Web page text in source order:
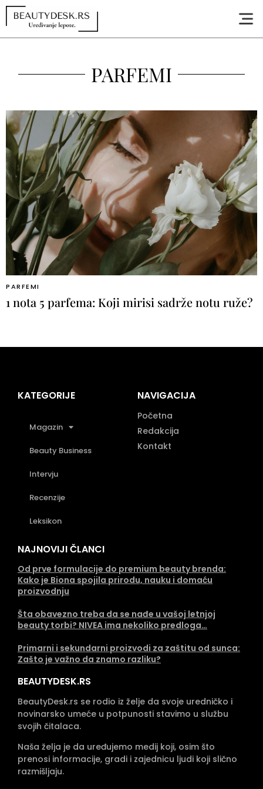
PARFEMI
PARFEMI
1 nota 5 parfema: Koji mirisi sadrže notu ruže?
KATEGORIJE
Magazin
Beauty Business
Intervju
Recenzije
Leksikon
NAVIGACIJA
Početna
Redakcija
Kontakt
NAJNOVIJI ČLANCI
Od prve formulacije do premium beauty brenda:
Kako je Biona spojila prirodu, nauku i domaću
proizvodnju
Šta obavezno treba da se nađe u vašoj letnjoj
beauty torbi? NIVEA ima nekoliko predloga…
Primarni i sekundarni proizvodi za zaštitu od sunca:
Zašto je važno da znamo razliku?
BEAUTYDESK.RS
BeautyDesk.rs se rodio iz želje da svoje uredničko i
novinarsko umeće u potpunosti stavimo u službu
svojih čitalaca.
Naša želja je da uređujemo medij koji, osim što
prenosi informacije, gradi i zajednicu ljudi koji slično
razmišljaju.